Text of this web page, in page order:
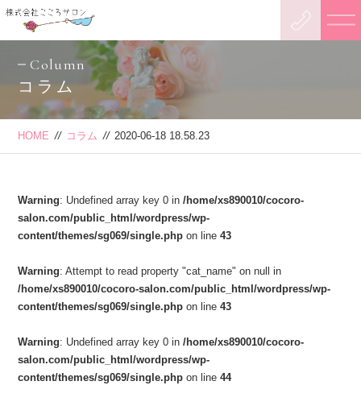
Column
コラム
HOME // コラム // 2020-06-18 18.58.23
Warning: Undefined array key 0 in/home/xs890010/cocoro-
salon.com/public_html/wordpress/wp-
content/themes/sg069/single.php on line43
Warning: Attempt to read property "cat_name" on null in
/home/xs890010/cocoro-salon.com/public_html/wordpress/wp-
content/themes/sg069/single.php on line43
Warning: Undefined array key 0 in/home/xs890010/cocoro-
salon.com/public_html/wordpress/wp-
content/themes/sg069/single.php on line44